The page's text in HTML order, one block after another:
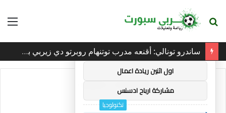
بحث
ساندرو تونالي: أقنعه مدرب توتنهام روبرتو دي زيربي بسرعة بالتوقيع
تكنولوجيا
تكنولوجيا
توصيات :
باقة متميزة VIP (كود: AA38045):
اول اثنين ريادة اعمال
مشاركة ارباح ادسنس